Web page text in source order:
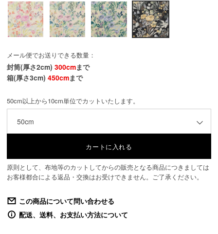
メール便でお送りできる数量：
封筒(厚さ2cm) 300cmまで
箱(厚さ3cm) 450cmまで
50cm以上から10cm単位でカットいたします。
50cm
原則として、布地等のカットしてからの販売となる商品につきましては
お客様都合による返品・交換はお受けできません。ご了承ください。
この商品について問い合わせる
配送、送料、お支払い方法について